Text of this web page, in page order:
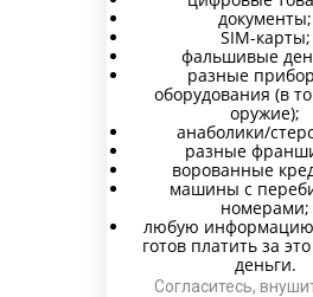
документы;
SIM-карты;
фальшивые
разные
оборудования (в
оружие);
анаболики/
разные
ворованные
машины с
номерами;
любую
готов платить за
деньги.
Согласитесь,